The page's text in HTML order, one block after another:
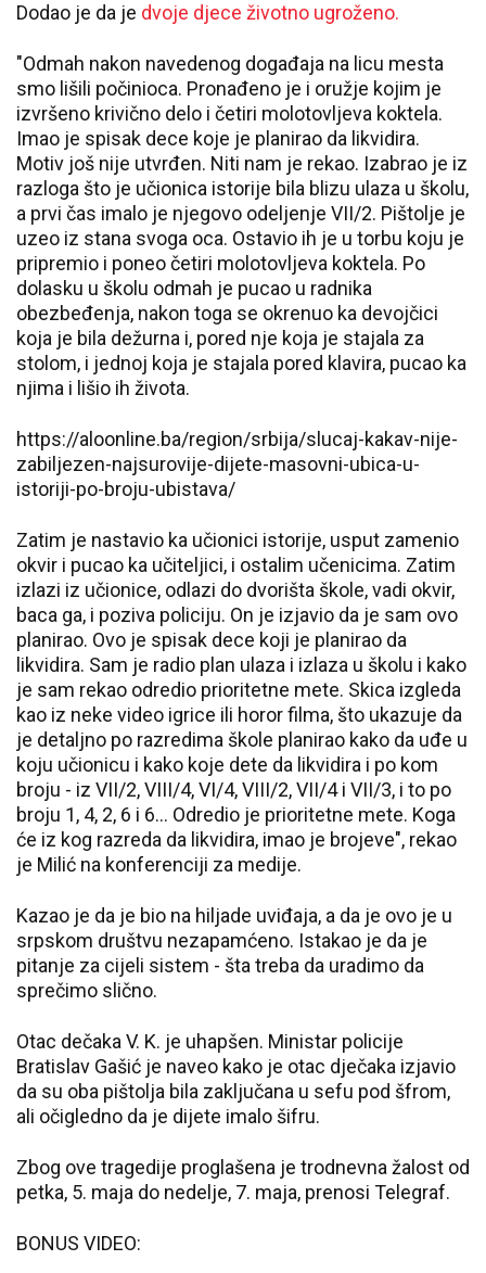
Dodao je da je dvoje djece životno ugroženo.
"Odmah nakon navedenog događaja na licu mesta
smo lišili počinioca. Pronađeno je i oružje kojim je
izvršeno krivično delo i četiri molotovljeva koktela.
Imao je spisak dece koje je planirao da likvidira.
Motiv još nije utvrđen. Niti nam je rekao. Izabrao je iz
razloga što je učionica istorije bila blizu ulaza u školu,
a prvi čas imalo je njegovo odeljenje VII/2. Pištolje je
uzeo iz stana svoga oca. Ostavio ih je u torbu koju je
pripremio i poneo četiri molotovljeva koktela. Po
dolasku u školu odmah je pucao u radnika
obezbeđenja, nakon toga se okrenuo ka devojčici
koja je bila dežurna i, pored nje koja je stajala za
stolom, i jednoj koja je stajala pored klavira, pucao ka
njima i lišio ih života.
https://aloonline.ba/region/srbija/slucaj-kakav-nije-
zabiljezen-najsurovije-dijete-masovni-ubica-u-
istoriji-po-broju-ubistava/
Zatim je nastavio ka učionici istorije, usput zamenio
okvir i pucao ka učiteljici, i ostalim učenicima. Zatim
izlazi iz učionice, odlazi do dvorišta škole, vadi okvir,
baca ga, i poziva policiju. On je izjavio da je sam ovo
planirao. Ovo je spisak dece koji je planirao da
likvidira. Sam je radio plan ulaza i izlaza u školu i kako
je sam rekao odredio prioritetne mete. Skica izgleda
kao iz neke video igrice ili horor filma, što ukazuje da
je detaljno po razredima škole planirao kako da uđe u
koju učionicu i kako koje dete da likvidira i po kom
broju - iz VII/2, VIII/4, VI/4, VIII/2, VII/4 i VII/3, i to po
broju 1, 4, 2, 6 i 6... Odredio je prioritetne mete. Koga
će iz kog razreda da likvidira, imao je brojeve", rekao
je Milić na konferenciji za medije.
Kazao je da je bio na hiljade uviđaja, a da je ovo je u
srpskom društvu nezapamćeno. Istakao je da je
pitanje za cijeli sistem - šta treba da uradimo da
sprečimo slično.
Otac dečaka V. K. je uhapšen. Ministar policije
Bratislav Gašić je naveo kako je otac dječaka izjavio
da su oba pištolja bila zaključana u sefu pod šfrom,
ali očigledno da je dijete imalo šifru.
Zbog ove tragedije proglašena je trodnevna žalost od
petka, 5. maja do nedelje, 7. maja, prenosi Telegraf.
BONUS VIDEO: